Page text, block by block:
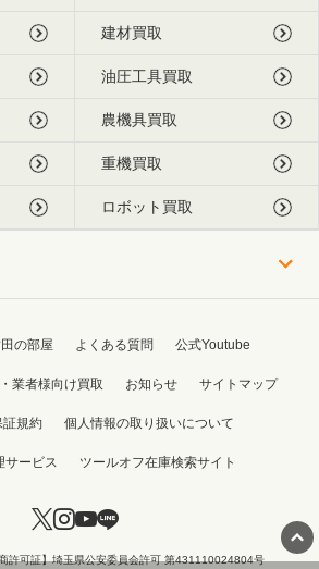
建材買取
油圧工具買取
農機具買取
重機買取
ロボット買取
の部屋 よくある質問 公式Youtube
業者様向け買取 お知らせ サイトマップ
証規約 個人情報の取り扱いについて
サービス ツールオフ在庫検索サイト
許可証】埼玉県公安委員会許可 第431110024804号